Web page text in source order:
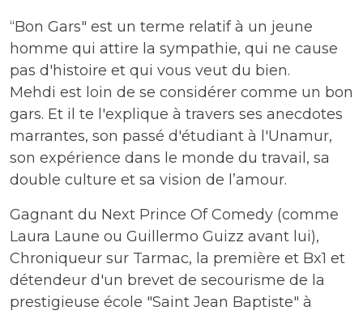
“Bon Gars" est un terme relatif à un jeune
homme qui attire la sympathie, qui ne cause
pas d'histoire et qui vous veut du bien.
Mehdi est loin de se considérer comme un bon
gars. Et il te l'explique à travers ses anecdotes
marrantes, son passé d'étudiant à l'Unamur,
son expérience dans le monde du travail, sa
double culture et sa vision de l’amour.
Gagnant du Next Prince Of Comedy (comme
Laura Laune ou Guillermo Guizz avant lui),
Chroniqueur sur Tarmac, la première et Bx1 et
détendeur d'un brevet de secourisme de la
prestigieuse école "Saint Jean Baptiste" à